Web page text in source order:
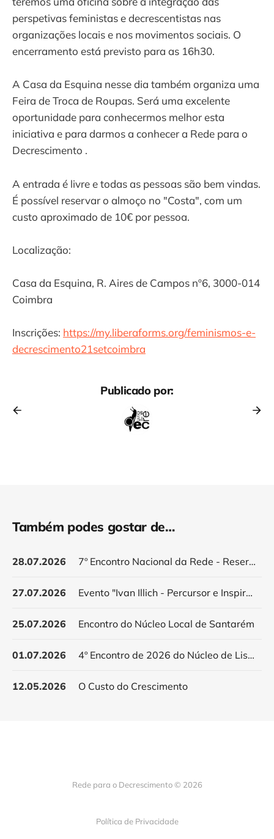
perspetivas feministas e decrescentistas nas
organizações locais e nos movimentos sociais. O
encerramento está previsto para as 16h30.
A Casa da Esquina nesse dia também organiza uma
Feira de Troca de Roupas. Será uma excelente
oportunidade para conhecermos melhor esta
iniciativa e para darmos a conhecer a Rede para o
Decrescimento .
A entrada é livre e todas as pessoas são bem vindas.
É possível reservar o almoço no "Costa", com um
custo aproximado de 10€ por pessoa.
Localização:
Casa da Esquina, R. Aires de Campos nº6, 3000-014
Coimbra
Inscrições: https://my.liberaforms.org/feminismos-e-
decrescimento21setcoimbra
Publicado por:
Também podes gostar de…
28.07.2026 7º Encontro Nacional da Rede - Reservar data
27.07.2026 Evento "Ivan Illich - Percursor e Inspirador do Decrescimento"
25.07.2026 Encontro do Núcleo Local de Santarém
01.07.2026 4º Encontro de 2026 do Núcleo de Lisboa
12.05.2026 O Custo do Crescimento
Rede para o Decrescimento © 2026
Política de Privacidade